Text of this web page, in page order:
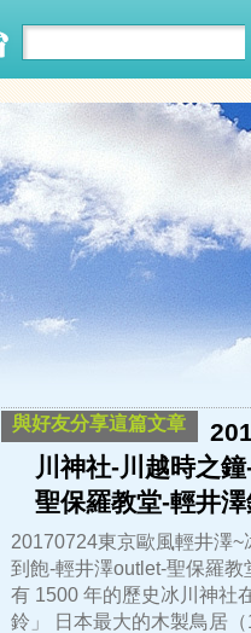
與好友分享這篇文章
川神社-川越時之
聖保羅教堂-輕井
20170724東京歐風輕井澤
到飽-輕井澤outlet-聖保羅
有 1500 年的歷史冰川神社
鈴」 日本最大的木製鳥居